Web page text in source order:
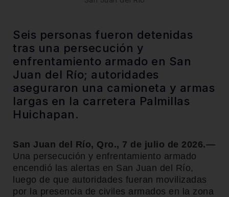
Seis personas fueron detenidas
tras una persecución y
enfrentamiento armado en San
Juan del Río; autoridades
aseguraron una camioneta y armas
largas en la carretera Palmillas
Huichapan.
San Juan del Río, Qro., 7 de julio de 2026.—
Una persecución y enfrentamiento armado
encendió las alertas en San Juan del Río,
luego de que autoridades fueran movilizadas
por la presencia de civiles armados en la zona